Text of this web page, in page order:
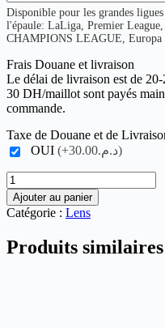
Disponible pour les grandes
l'épaule: LaLiga, Premier
CHAMPIONS LEAGUE, Europa
Frais Douane et livraison
Le délai de livraison est de
30 DH/maillot sont payés
commande.
Taxe de Douane et de
OUI
(+د.م.30.00)
quantité
de
RC
Lens
23-
Ajouter au panier
Catégorie : Lens
Produits similaires